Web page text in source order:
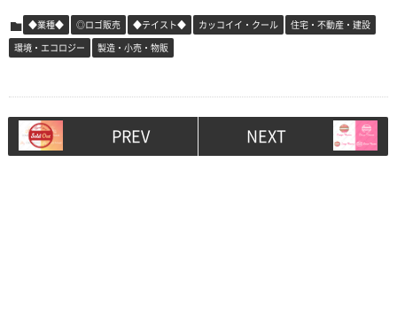
◆業種◆ ◎ロゴ販売 ◆テイスト◆ カッコイイ・クール
住宅・不動産・建設
環境・エコロジー
製造・小売・物販
PREV NEXT